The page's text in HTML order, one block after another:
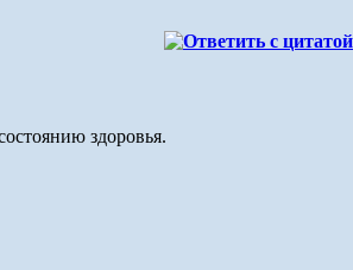
здоровья.